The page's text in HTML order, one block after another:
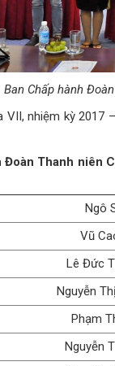
Ban Chấp hành
VII, nhiệm kỳ
Thanh niên
Ngô
Vũ
Lê Đức
Nguyễn
Phạm
Nguyễn